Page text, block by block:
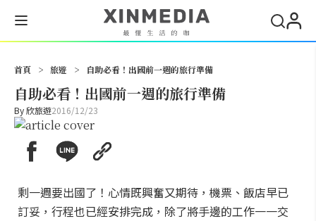
首頁 > 旅遊 > 自助必看！出國前一週的旅行準備
自助必看！出國前一週的旅行準備
By欣旅遊2016/12/23
剩一週要出國了！心情既興奮又期待，機票、飯店早已
訂妥，行程也已經安排完成，除了將手邊的工作一一交